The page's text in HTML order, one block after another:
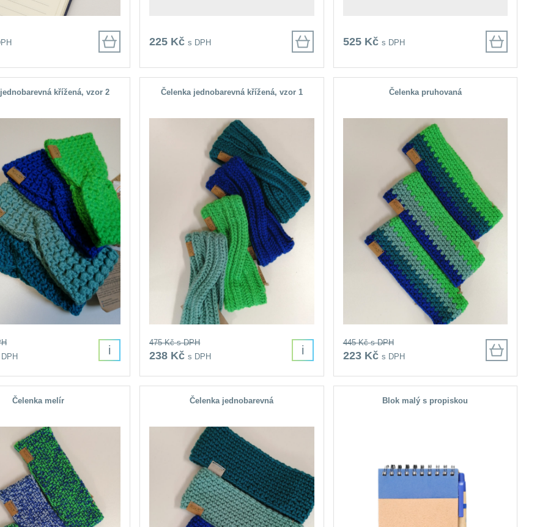
225 Kčs DPH 525 Kč s DPH
křížená, vzor 2
i
Čelenka jednobarevná křížená, vzor 1
475 Kčs DPH
238 Kčs DPH i
Čelenka pruhovaná
445 Kčs DPH
223 Kč s DPH
Čelenka melír Čelenka jednobarevná Blok malý s propiskou